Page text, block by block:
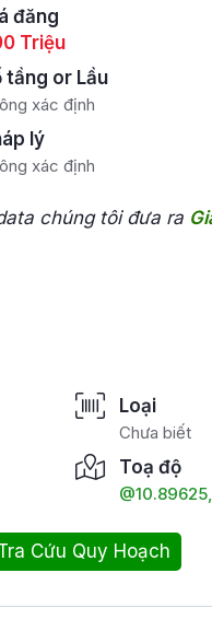
đăng
Triệu
tầng or Lầu
xác định
lý
xác định
chúng tôi đưa ra
Loại
Chưa biết
Toạ độ
Cứu Quy Hoạch